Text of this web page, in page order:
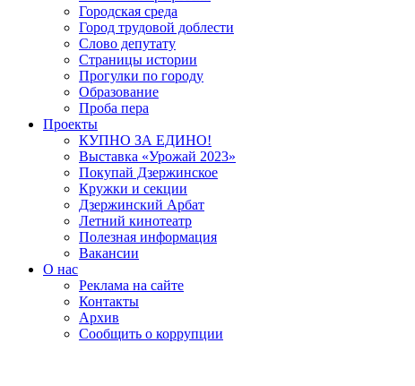
Городская среда
Город трудовой доблести
Слово депутату
Страницы истории
Прогулки по городу
Образование
Проба пера
Проекты
КУПНО ЗА ЕДИНО!
Выставка «Урожай 2023»
Покупай Дзержинское
Кружки и секции
Дзержинский Арбат
Летний кинотеатр
Полезная информация
Вакансии
О нас
Реклама на сайте
Контакты
Архив
Сообщить о коррупции